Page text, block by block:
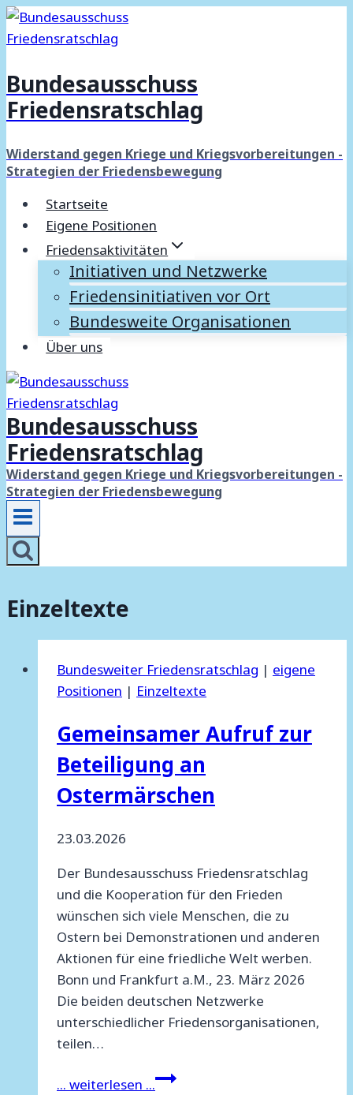
Zum
Inhalt
Bundesausschuss
Friedensratschlag
Widerstand gegen Kriege und Kriegsvorbereitungen -
Strategien der Friedensbewegung
Startseite
Eigene Positionen
Friedensaktivitäten
Initiativen und Netzwerke
Friedensinitiativen vor Ort
Bundesweite Organisationen
Über uns
Bundesausschuss
Friedensratschlag
Widerstand gegen Kriege und Kriegsvorbereitungen -
Strategien der Friedensbewegung
Einzeltexte
Bundesweiter Friedensratschlag | eigene
Positionen | Einzeltexte
Gemeinsamer Aufruf zur
Beteiligung an
Ostermärschen
23.03.2026
Der Bundesausschuss Friedensratschlag
und die Kooperation für den Frieden
wünschen sich viele Menschen, die zu
Ostern bei Demonstrationen und anderen
Aktionen für eine friedliche Welt werben.
Bonn und Frankfurt a.M., 23. März 2026
Die beiden deutschen Netzwerke
unterschiedlicher Friedensorganisationen,
teilen…
... weiterlesen ...Gemeinsamer